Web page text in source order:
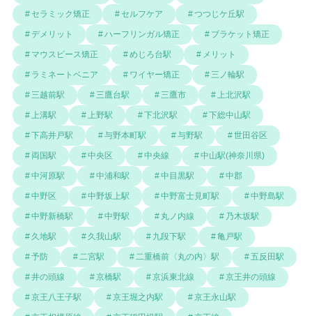
セラミック矯正 セルフケア つつじケ丘駅
デメリット ハーフリンガル矯正 ブラケット矯正
マウスピース矯正 めじろ台駅 メリット
ラミネートベニア ワイヤー矯正 三ノ輪駅
三越前駅 三鷹台駅 三鷹市 上北沢駅
上溝駅 上野駅 下北沢駅 下総中山駅
下高井戸駅 与野本町駅 与野駅 世田谷区
両国駅 中央区 中央線 中山駅(神奈川県)
中河原駅 中浦和駅 中目黒駅 中郡
中野区 中野坂上駅 中野富士見町駅 中野島駅
中野新橋駅 中野駅 丸ノ内線 乃木坂駅
久地駅 久我山駅 九段下駅 亀戸駅
予防 二宮駅 二重橋前〈丸の内〉駅 五反田駅
井の頭線 京橋駅 京浜東北線 京王井の頭線
京王八王子駅 京王堀之内駅 京王永山駅